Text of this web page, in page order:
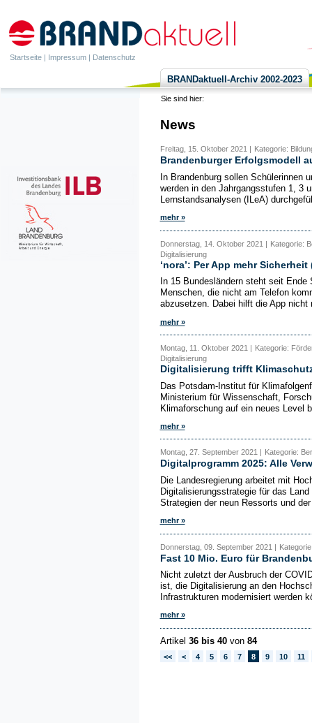
Startseite | Impressum | Datenschutz
BRANDaktuell-Archiv 2002-2023
Sie sind hier:
News
Freitag, 15. Oktober 2021 | Kategorie:
Brandenburger Erfolgsmodell
In Brandenburg sollen Schülerinnen
werden in den Jahrgangsstufen 1, 3
Lernstandsanalysen (ILeA)
mehr »
Donnerstag, 14. Oktober 2021 | Kategorie:
Digitalisierung
‘nora’: Per App mehr
In 15 Bundesländern steht seit Ende
Menschen, die nicht am Telefon
abzusetzen. Dabei hilft die App nicht
mehr »
Montag, 11. Oktober 2021 | Kategorie:
Digitalisierung
Digitalisierung trifft
Das Potsdam-Institut für
Ministerium für Wissenschaft,
Klimaforschung auf ein neues Level
mehr »
Montag, 27. September 2021 | Kategorie:
Digitalprogramm 2025: Alle
Die Landesregierung arbeitet mit
Digitalisierungsstrategie für das
Strategien der neun Ressorts und
mehr »
Donnerstag, 09. September 2021 |
Fast 10 Mio. Euro für
Nicht zuletzt der Ausbruch der
ist, die Digitalisierung an den
Infrastrukturen modernisiert werden
mehr »
Artikel 36 bis 40von 84
<< < 4 5 6 7 8 9 10 11